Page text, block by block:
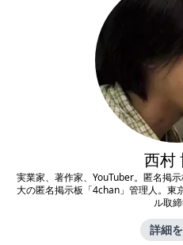
西村
実業家、著作家、YouTuber。匿名掲
大の匿名掲示板「4chan」管理人。東
ル取締
詳細